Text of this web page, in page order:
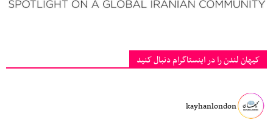
کیهان لندن را در اینستاگرام دنبال کنید
kayhanlondon